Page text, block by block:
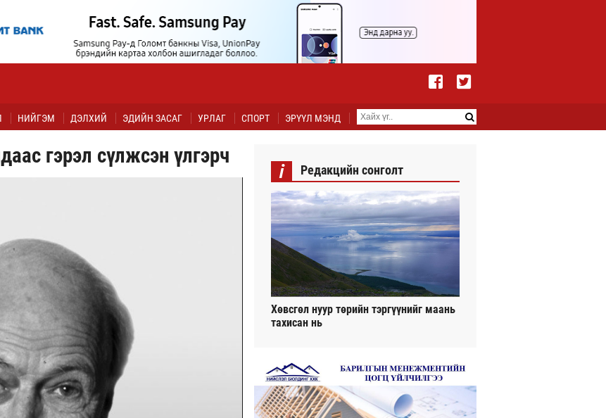
НИЙГЭМ ДЭЛХИЙ ЭДИЙН ЗАСАГ УРЛАГ СПОРТ ЭРҮҮЛ МЭНД
гэрэл сүлжсэн үлгэрч
i Редакцийн сонголт
Хөвсгөл нуур төрийн тэргүүнийг маань
тахисан нь